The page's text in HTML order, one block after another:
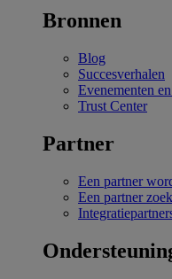
Bronnen
Blog
Succesverhalen
Evenementen
Trust Center
Partner
Een partner
Een partner